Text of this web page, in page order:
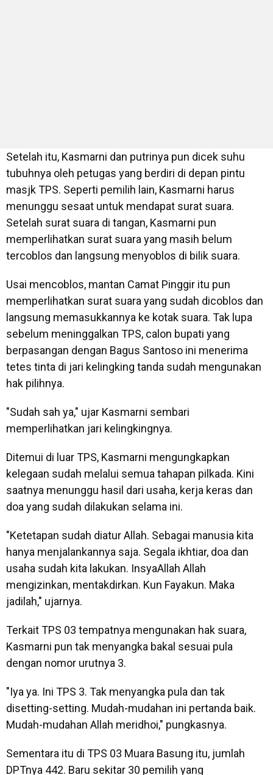
Setelah itu, Kasmarni dan putrinya pun dicek suhu
tubuhnya oleh petugas yang berdiri di depan pintu
masjk TPS. Seperti pemilih lain, Kasmarni harus
menunggu sesaat untuk mendapat surat suara.
Setelah surat suara di tangan, Kasmarni pun
memperlihatkan surat suara yang masih belum
tercoblos dan langsung menyoblos di bilik suara.
Usai mencoblos, mantan Camat Pinggir itu pun
memperlihatkan surat suara yang sudah dicoblos dan
langsung memasukkannya ke kotak suara. Tak lupa
sebelum meninggalkan TPS, calon bupati yang
berpasangan dengan Bagus Santoso ini menerima
tetes tinta di jari kelingking tanda sudah mengunakan
hak pilihnya.
"Sudah sah ya," ujar Kasmarni sembari
memperlihatkan jari kelingkingnya.
Ditemui di luar TPS, Kasmarni mengungkapkan
kelegaan sudah melalui semua tahapan pilkada. Kini
saatnya menunggu hasil dari usaha, kerja keras dan
doa yang sudah dilakukan selama ini.
"Ketetapan sudah diatur Allah. Sebagai manusia kita
hanya menjalankannya saja. Segala ikhtiar, doa dan
usaha sudah kita lakukan. InsyaAllah Allah
mengizinkan, mentakdirkan. Kun Fayakun. Maka
jadilah," ujarnya.
Terkait TPS 03 tempatnya mengunakan hak suara,
Kasmarni pun tak menyangka bakal sesuai pula
dengan nomor urutnya 3.
"Iya ya. Ini TPS 3. Tak menyangka pula dan tak
disetting-setting. Mudah-mudahan ini pertanda baik.
Mudah-mudahan Allah meridhoi," pungkasnya.
Sementara itu di TPS 03 Muara Basung itu, jumlah
DPTnya 442. Baru sekitar 30 pemilih yang